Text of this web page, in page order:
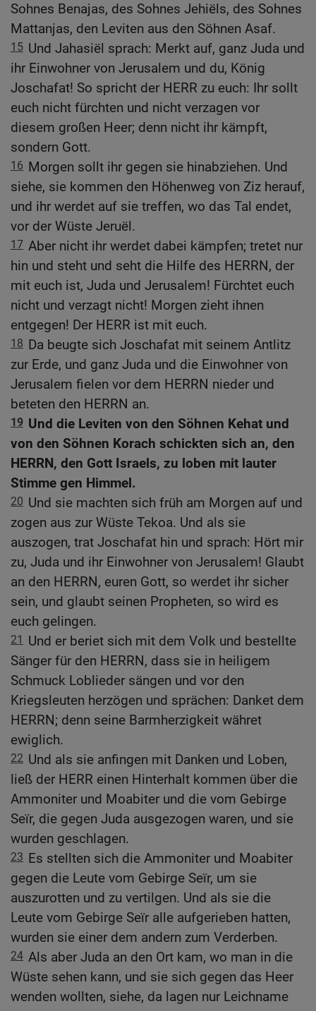
Sohnes Benajas, des Sohnes Jehiëls, des Sohnes
Mattanjas, den Leviten aus den Söhnen Asaf.
15 Und Jahasiël sprach: Merkt auf, ganz Juda und
ihr Einwohner von Jerusalem und du, König
Joschafat! So spricht der HERR zu euch: Ihr sollt
euch nicht fürchten und nicht verzagen vor
diesem großen Heer; denn nicht ihr kämpft,
sondern Gott.
16 Morgen sollt ihr gegen sie hinabziehen. Und
siehe, sie kommen den Höhenweg von Ziz herauf,
und ihr werdet auf sie treffen, wo das Tal endet,
vor der Wüste Jeruël.
17 Aber nicht ihr werdet dabei kämpfen; tretet nur
hin und steht und seht die Hilfe des HERRN, der
mit euch ist, Juda und Jerusalem! Fürchtet euch
nicht und verzagt nicht! Morgen zieht ihnen
entgegen! Der HERR ist mit euch.
18 Da beugte sich Joschafat mit seinem Antlitz
zur Erde, und ganz Juda und die Einwohner von
Jerusalem fielen vor dem HERRN nieder und
beteten den HERRN an.
19 Und die Leviten von den Söhnen Kehat und
von den Söhnen Korach schickten sich an, den
HERRN, den Gott Israels, zu loben mit lauter
Stimme gen Himmel.
20 Und sie machten sich früh am Morgen auf und
zogen aus zur Wüste Tekoa. Und als sie
auszogen, trat Joschafat hin und sprach: Hört mir
zu, Juda und ihr Einwohner von Jerusalem! Glaubt
an den HERRN, euren Gott, so werdet ihr sicher
sein, und glaubt seinen Propheten, so wird es
euch gelingen.
21
Und er beriet sich mit dem Volk und bestellte
Sänger für den HERRN, dass sie in heiligem
Schmuck Loblieder sängen und vor den
Kriegsleuten herzögen und sprächen: Danket dem
HERRN; denn seine Barmherzigkeit währet
ewiglich.
22 Und als sie anfingen mit Danken und Loben,
ließ der HERR einen Hinterhalt kommen über die
Ammoniter und Moabiter und die vom Gebirge
Seïr, die gegen Juda ausgezogen waren, und sie
wurden geschlagen.
23 Es stellten sich die Ammoniter und Moabiter
gegen die Leute vom Gebirge Seïr, um sie
auszurotten und zu vertilgen. Und als sie die
Leute vom Gebirge Seïr alle aufgerieben hatten,
wurden sie einer dem andern zum Verderben.
24 Als aber Juda an den Ort kam, wo man in die
Wüste sehen kann, und sie sich gegen das Heer
wenden wollten, siehe, da lagen nur Leichname